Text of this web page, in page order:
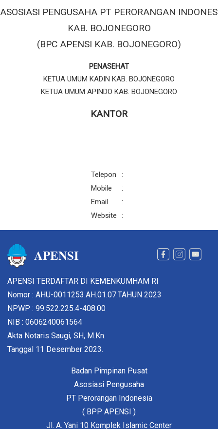
ASOSIASI PENGUSAHA PT PERORANGAN
KAB. BOJONEGORO
(BPC APENSI KAB. BOJONEGORO)
PENASEHAT
KETUA UMUM KADIN KAB. BOJONEGORO
KETUA UMUM APINDO KAB. BOJONEGORO
KANTOR
Telepon
:
Mobile
:
Email
:
Website
:
APENSI
APENSI TERDAFTAR DI KEMENKUMHAM RI
Nomor : AHU-0011253.AH.01.07.TAHUN 2023
NPWP : 99.522.225.4-408.00
NIB : 0606240061564
Akta Notaris Saugi, SH, M.Kn.
Tanggal 11 Desember 2023.
Badan Pimpinan Pusat
Asosiasi Pengusaha
PT Perorangan Indonesia
( BPP APENSI )
Jl. A. Yani 10 Komplek Islamic Center